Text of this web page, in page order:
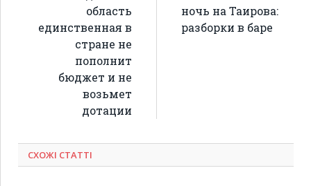
область
единственная в
стране не
пополнит
бюджет и не
возьмет
дотации
ночь на Таирова:
разборки в баре
СХОЖІ СТАТТІ